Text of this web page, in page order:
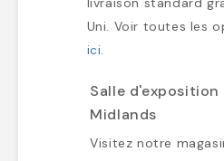
Uni. Voir toutes les
ici.
Salle d'exposition
Midlands
Visitez notre